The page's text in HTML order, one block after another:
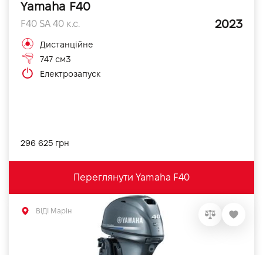
Yamaha F40
F40 SA 40 к.с. 2023
Дистанційне
747 см3
Електрозапуск
296 625 грн
Переглянути Yamaha F40
ВІДІ Марін